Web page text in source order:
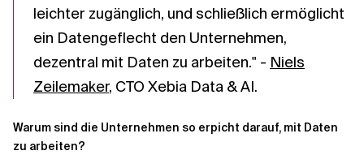
leichter zugänglich, und schließlich ermöglicht
ein Datengeflecht den Unternehmen,
dezentral mit Daten zu arbeiten." - Niels
Zeilemaker, CTO Xebia Data & AI.
Warum sind die Unternehmen so erpicht darauf, mit Daten
zu arbeiten?